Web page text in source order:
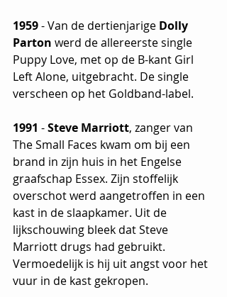
1959 - Van de dertienjarige Dolly
Parton werd de allereerste single
Puppy Love, met op de B-kant Girl
Left Alone, uitgebracht. De single
verscheen op het Goldband-label.
1991 - Steve Marriott, zanger van
The Small Faces kwam om bij een
brand in zijn huis in het Engelse
graafschap Essex. Zijn stoffelijk
overschot werd aangetroffen in een
kast in de slaapkamer. Uit de
lijkschouwing bleek dat Steve
Marriott drugs had gebruikt.
Vermoedelijk is hij uit angst voor het
vuur in de kast gekropen.